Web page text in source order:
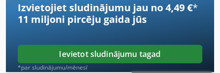
Izvietojiet sludinājumu jau no 4,49 €*
11 miljoni pircēju gaida jūs
Ievietot sludinājumu tagad
*par sludinājumu/mēnesī